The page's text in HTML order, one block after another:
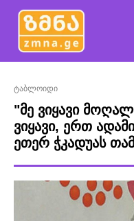
ტაბლოიდი
"მე ვიყავი
ვიყავი, ერთ
ეთერ ჭკადუას